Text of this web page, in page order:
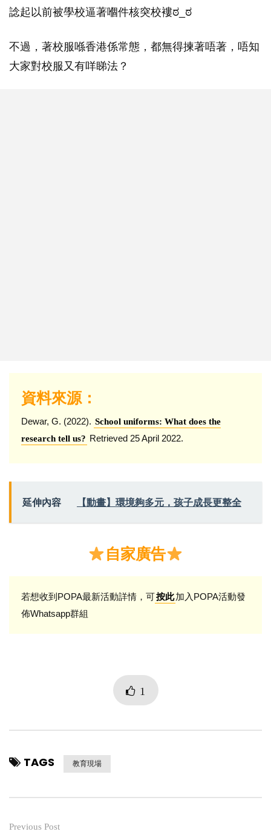
諗起以前被學校逼著嗰件核突校褸ಠ_ಠ
不過，著校服喺香港係常態，都無得揀著唔著，唔知
大家對校服又有咩睇法？
資料來源：
Dewar, G. (2022). School uniforms: What does the
research tell us? Retrieved 25 April 2022.
延伸內容 【動畫】環境夠多元，孩子成長更整全
自家廣告
若想收到POPA最新活動詳情，可按此加入POPA活動發
佈Whatsapp群組
1
TAGS 教育現場
Previous Post